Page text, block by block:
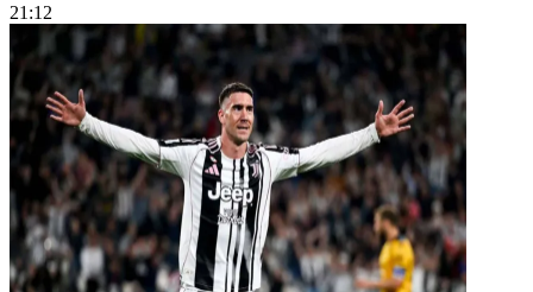
21:12